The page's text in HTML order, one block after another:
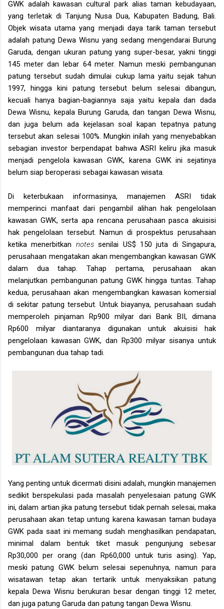
GWK adalah kawasan cultural park alias taman kebudayaan,
yang terletak di Tanjung Nusa Dua, Kabupaten Badung, Bali.
Objek wisata utama yang menjadi daya tarik taman tersebut
adalah patung Dewa Wisnu yang sedang mengendarai Burung
Garuda, dengan ukuran patung yang super-besar, yakni tinggi
145 meter dan lebar 64 meter. Namun meski pembangunan
patung tersebut sudah dimulai cukup lama yaitu sejak tahun
1997, hingga kini patung tersebut belum selesai dibangun,
kecuali hanya bagian-bagiannya saja yaitu kepala dan dada
Dewa Wisnu, kepala Burung Garuda, dan tangan Dewa Wisnu,
dan juga belum ada kejelasan soal kapan tepatnya patung
tersebut akan selesai 100%. Mungkin inilah yang menyebabkan
sebagian investor berpendapat bahwa ASRI keliru jika masuk
menjadi pengelola kawasan GWK, karena GWK ini sejatinya
belum siap beroperasi sebagai kawasan wisata.
Di keterbukaan informasinya, manajemen ASRI tidak
memperinci manfaat dari pengambil alihan hak pengelolaan
kawasan GWK, serta apa rencana perusahaan pasca akuisisi
hak pengelolaan tersebut. Namun di prospektus perusahaan
ketika menerbitkan notessenilai US$ 150 juta di Singapura,
perusahaan mengatakan akan mengembangkan kawasan GWK
dalam dua tahap. Tahap pertama, perusahaan akan
melanjutkan pembangunan patung GWK hingga tuntas. Tahap
kedua, perusahaan akan mengembangkan kawasan komersial
di sekitar patung tersebut. Untuk biayanya, perusahaan sudah
memperoleh pinjaman Rp900 milyar dari Bank BII, dimana
Rp600 milyar diantaranya digunakan untuk akuisisi hak
pengelolaan kawasan GWK, dan Rp300 milyar sisanya untuk
pembangunan dua tahap tadi.
Yang penting untuk dicermati disini adalah, mungkin manajemen
sedikit berspekulasi pada masalah penyelesaian patung GWK
ini, dalam artian jika patung tersebut tidak pernah selesai, maka
perusahaan akan tetap untung karena kawasan taman budaya
GWK pada saat ini memang sudah menghasilkan pendapatan,
minimal dalam bentuk tiket masuk pengunjung sebesar
Rp30,000 per orang (dan Rp60,000 untuk turis asing). Yap,
meski patung GWK belum selesai sepenuhnya, namun para
wisatawan tetap akan tertarik untuk menyaksikan patung
kepala Dewa Wisnu berukuran besar dengan tinggi 12 meter,
dan juga patung Garuda dan patung tangan Dewa Wisnu.